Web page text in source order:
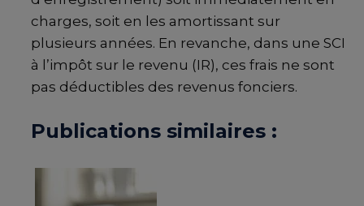
charges, soit en les amortissant sur
plusieurs années. En revanche, dans une SCI
à l’impôt sur le revenu (IR), ces frais ne sont
pas déductibles des revenus fonciers.
Publications similaires :